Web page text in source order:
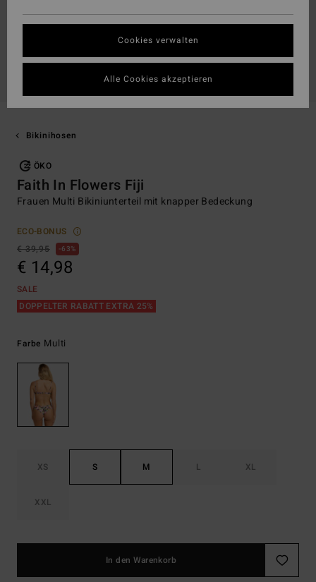
Bikinihosen
ÖKO
Faith In Flowers Fiji
Frauen Multi Bikiniunterteil mit knapper Bedeckung
ECO-BONUS
€ 39,95
63%
€ 14,98
SALE
DOPPELTER RABATT EXTRA 25%
Farbe Multi
XS S M L XL
XXL
In den Warenkorb
Cookies verwalten
Alle Cookies akzeptieren